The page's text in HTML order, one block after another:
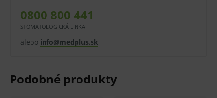
ľahká manipulácia
potrebujete a možno ho vrstviť bez stekania
špeciálne ošetrené sklené vlákna
základ
0800 800 441
STOMATOLOGICKÁ LINKA
alebo info@medplus.sk